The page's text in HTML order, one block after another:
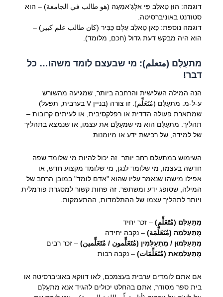
דוגמה: הוּוַ טַאלִב פִי אלְגַ'אמִעַה (هو طالب في الجامعة) – הוא
סטודנט באוניברסיטה.
דוגמה נוספת: כַּאן טַאלִב עִלְם כַּבִּיר (كان طالب علم كبير) –
הוא היה מבקש דעת גדול (חכם, מלומד).
מתעַלִּם (متعلم): מי שבעצם לומד משהו… כל
דבר!
הנה המילה השלישית והרחבה ביותר, שמגיעה מהשורש
ע-ל-מ. מתעַלִּם (مُتَعَلِّم). זו צורה (בניין V בערבית, תפעל)
שמתארת פעולה הדדית או רפלקסיבית, או לעיתים קרובות –
תהליך. מתעַלִּם הוא מי שמעַלֵּם את עצמו, או שנמצא בתהליך
של למידה, של רכישת ידע או מיומנות.
השימוש במתעַלִּם רחב יותר. זה יכול להיות מי שלומד שפה
חדשה בעצמו, מי שלומד לנגן, מי שלומד מקצוע חדש, או
אפילו מישהו שנאמר עליו שהוא "אדם לומד" במובן הרחב של
המילה, שסופג ידע ומשתפר. זה פחות קשור למסגרת פורמלית
ויותר לתהליך עצמו של ההתלמדות, ההתעמקות.
מֻתַעַלִּם (مُتَعَلِّم)– זכר יחיד
מֻתַעַלִּמַה (مُتَعَلِّمَة)– נקבה יחידה
מֻתַעַלִּמוּן / מֻתַעַלִּמִין (مُتَعَلِّمون / مُتَعَلِّمين)– זכר רבים
מֻתַעַלִּמַאת (مُتَعَلِّمَات)– נקבה רבות
אם אתם לומדים ערבית בעצמכם, לאו דווקא באוניברסיטה או
בית ספר מסודר, אתם בהחלט יכולים להגיד אנא מתעַלִּם